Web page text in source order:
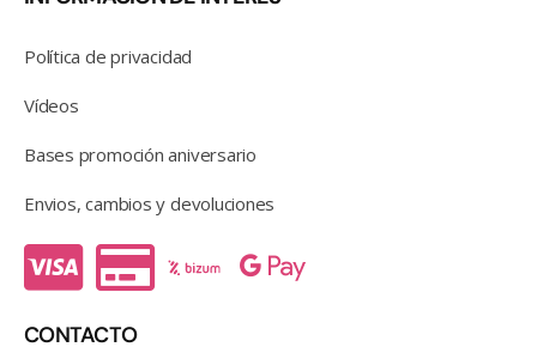
Política de privacidad
Vídeos
Bases promoción aniversario
Envios, cambios y devoluciones
CONTACTO